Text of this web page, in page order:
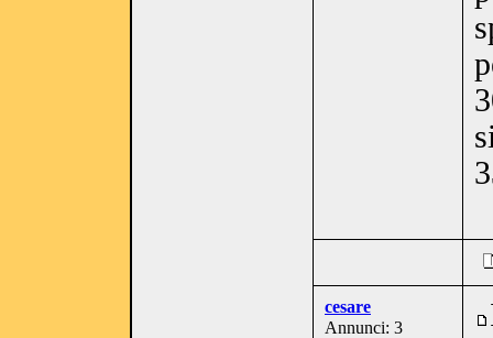
cesare
Annunci: 3